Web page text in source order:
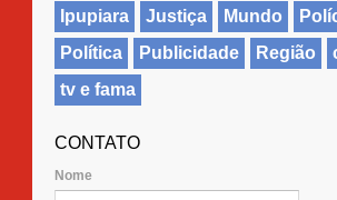
Ipupiara
Justiça Mundo
Política
Publicidade Região
tv e fama
CONTATO
Nome